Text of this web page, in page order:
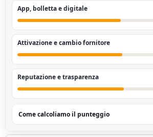
App, bolletta e digitale
Attivazione e cambio fornitore
Reputazione e trasparenza
Come calcoliamo il punteggio